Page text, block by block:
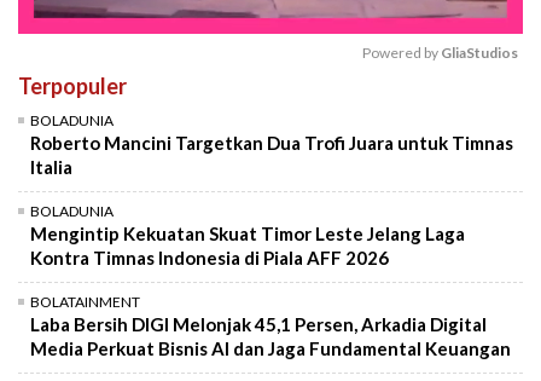
Powered by GliaStudios
Terpopuler
BOLADUNIA
Roberto Mancini Targetkan Dua Trofi Juara untuk Timnas
Italia
BOLADUNIA
Mengintip Kekuatan Skuat Timor Leste Jelang Laga
Kontra Timnas Indonesia di Piala AFF 2026
BOLATAINMENT
Laba Bersih DIGI Melonjak 45,1 Persen, Arkadia Digital
Media Perkuat Bisnis AI dan Jaga Fundamental Keuangan